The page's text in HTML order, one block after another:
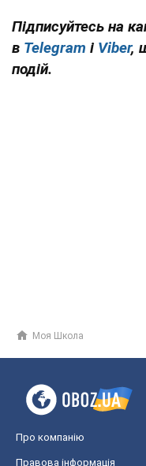
Підписуйтесь на
в Telegram і Viber,
подій.
Моя Школа
Про компанію
Правова інформація